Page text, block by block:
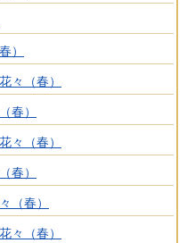
）
々（春）
春）
々（春）
春）
（春）
々（春）